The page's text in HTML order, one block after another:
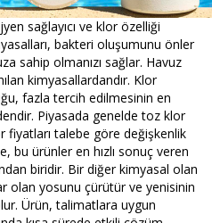
sağlayıcı ve klor özelliği
bakteri oluşumunu önler
sahip olmanızı sağlar. Havuz
kimyasallardandır. Klor
fazla tercih edilmesinin en
Piyasada genelde toz klor
fiyatları talebe göre değişkenlik
bu ürünler en hızlı sonuç veren
biridir. Bir diğer kimyasal olan
olan yosunu çürütür ve yenisinin
Ürün, talimatlara uygun